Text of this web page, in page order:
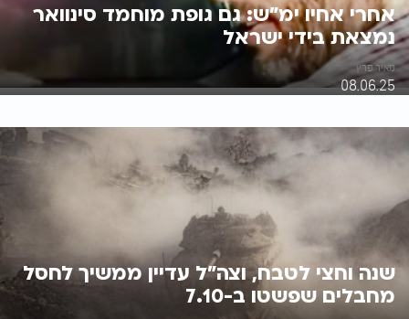
אחרי אחיו ימ"ש: גם גופת מוחמד סינוואר
נמצאת בידי ישראל
מאיר פרץ
08.06.25
שנה וחצי לטבח, וצה"ל עדיין ממשיך לחסל
מחבלים שפשטו ב-7.10